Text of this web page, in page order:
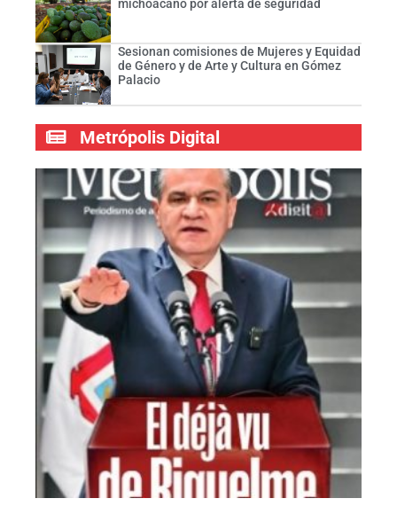
michoacano por alerta de seguridad
Sesionan comisiones de Mujeres y Equidad
de Género y de Arte y Cultura en Gómez
Palacio
Metrópolis Digital